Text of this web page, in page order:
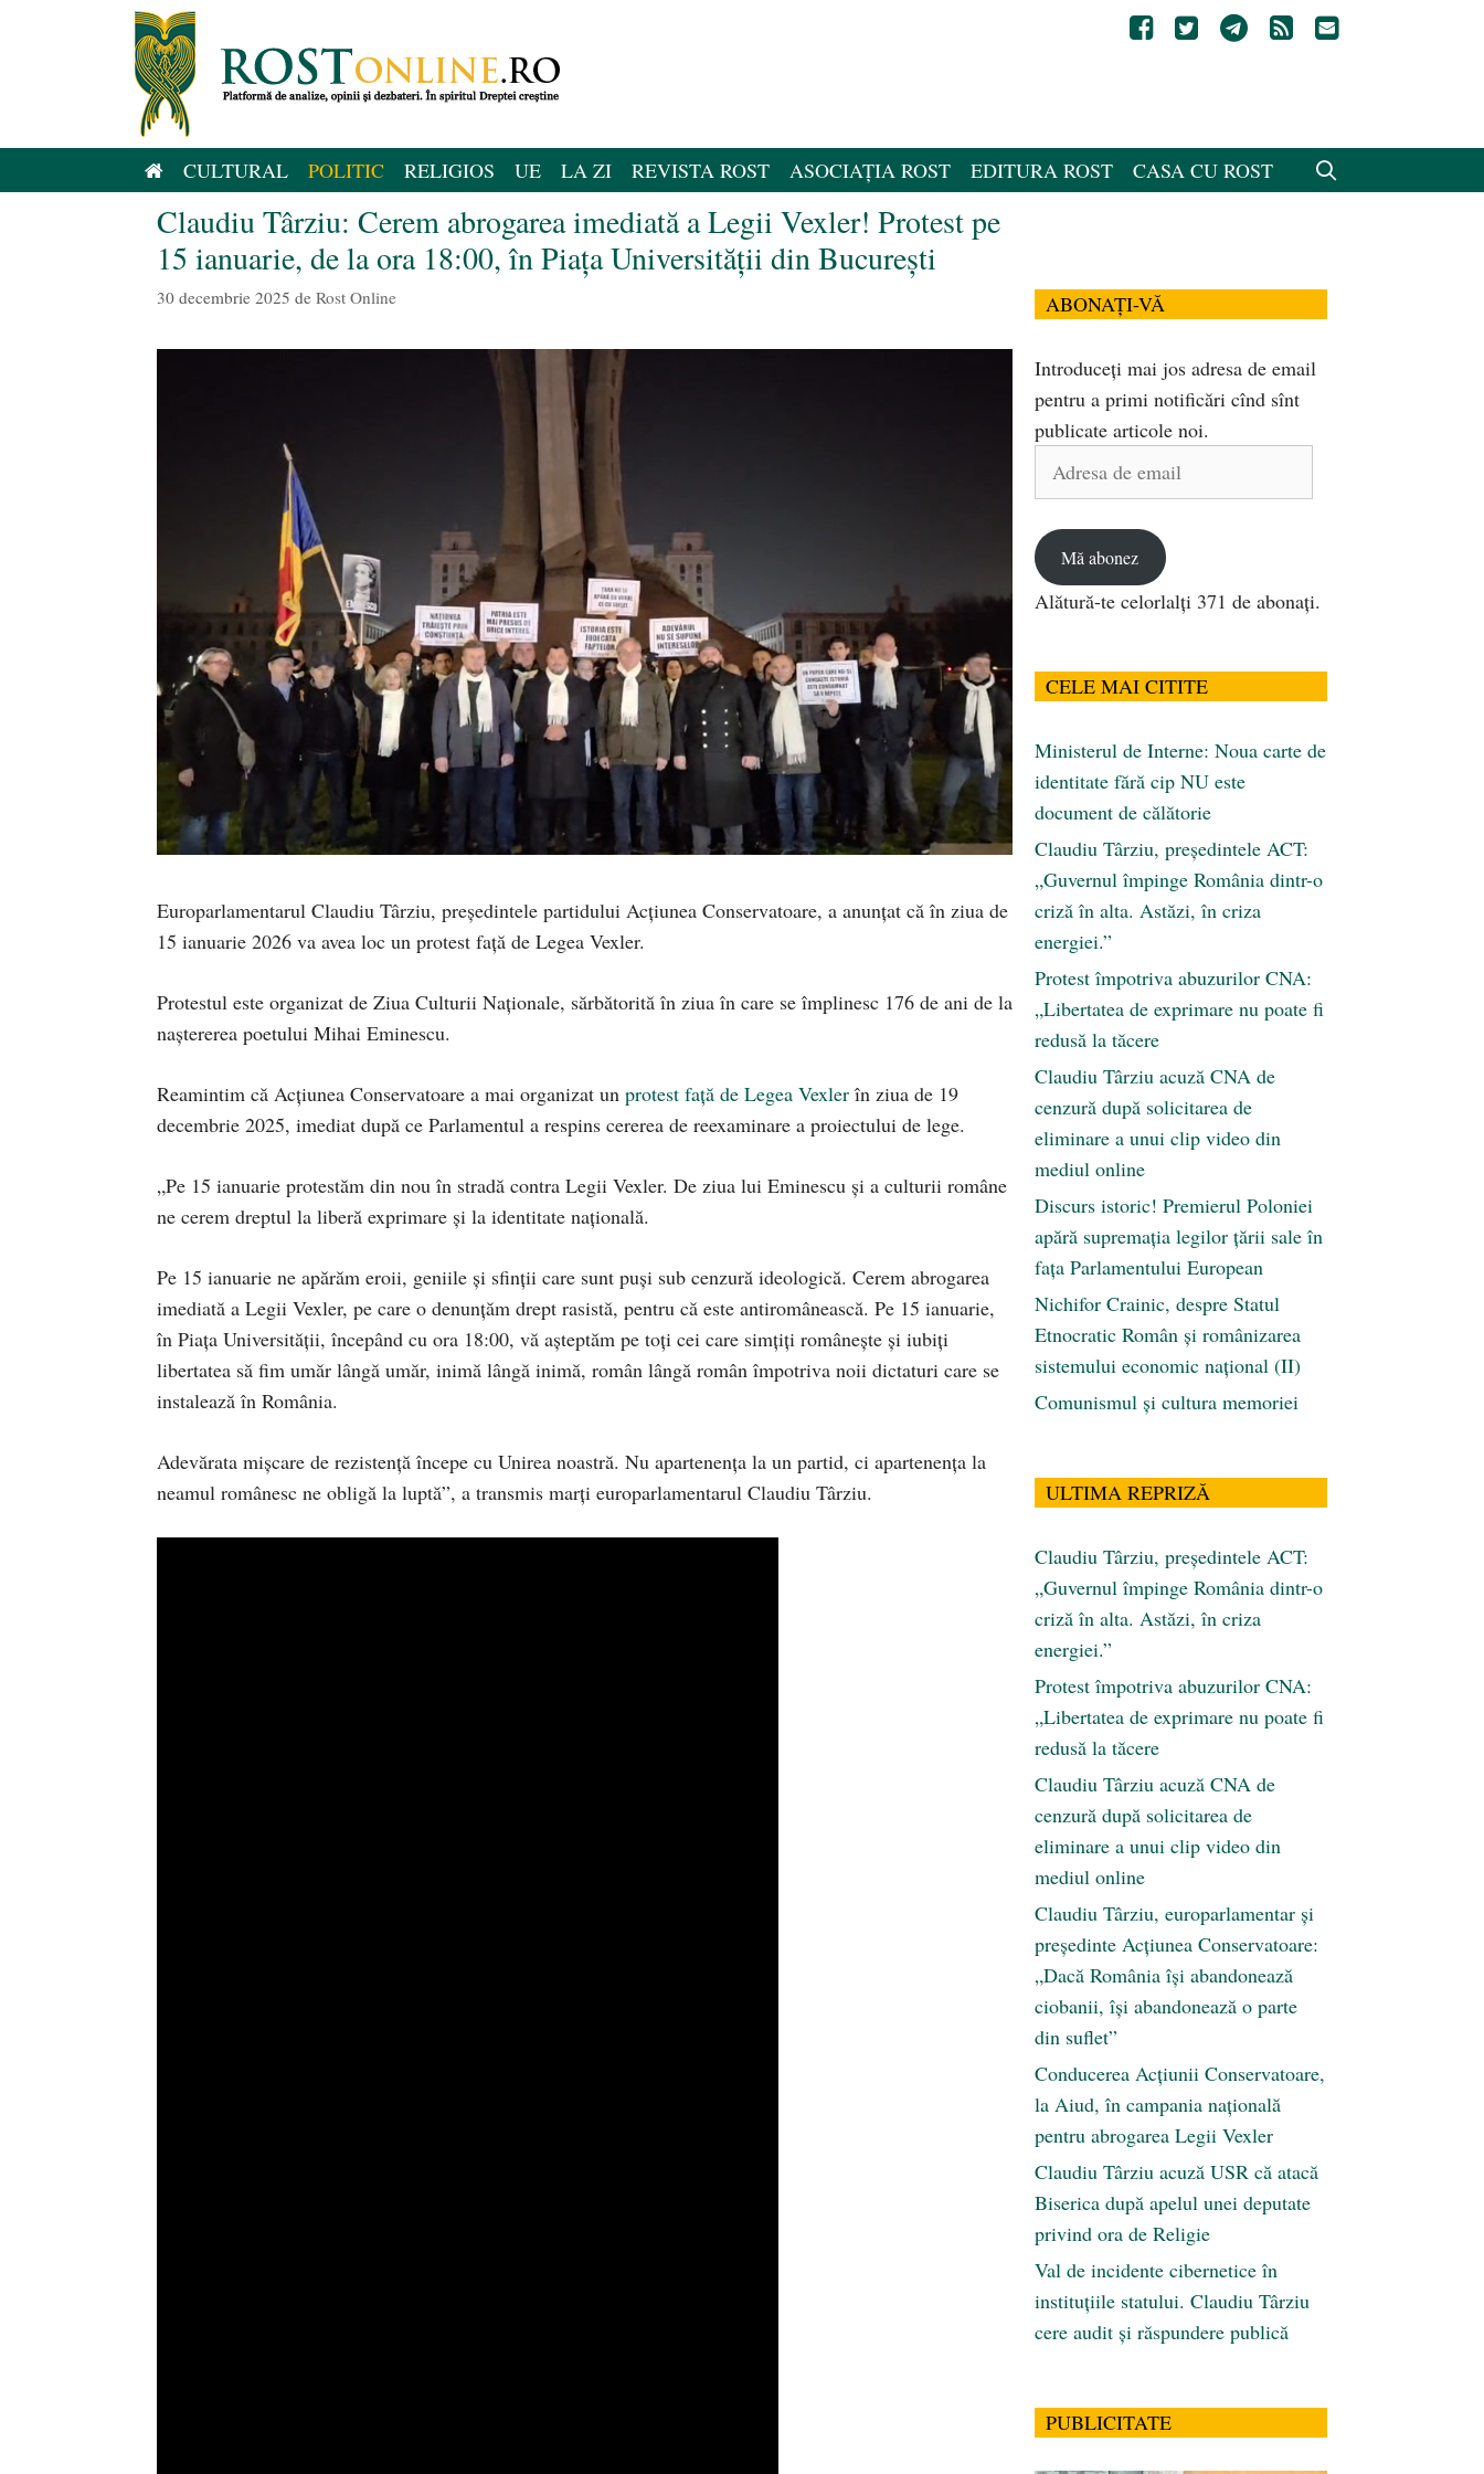
CULTURAL POLITIC RELIGIOS UE LA ZI REVISTA ROST ASOCIAȚIA ROST EDITURA ROST CASA CU ROST
Claudiu Târziu: Cerem abrogarea imediată a Legii Vexler! Protest pe
15 ianuarie, de la ora 18:00, în Piața Universității din București
30 decembrie 2025 de Rost Online
Europarlamentarul Claudiu Târziu, președintele partidului Acțiunea Conservatoare, a anunțat că în ziua de
15 ianuarie 2026 va avea loc un protest față de Legea Vexler.
Protestul este organizat de Ziua Culturii Naționale, sărbătorită în ziua în care se împlinesc 176 de ani de la
naștererea poetului Mihai Eminescu.
Reamintim că Acțiunea Conservatoare a mai organizat un protest față de Legea Vexler în ziua de 19
decembrie 2025, imediat după ce Parlamentul a respins cererea de reexaminare a proiectului de lege.
„Pe 15 ianuarie protestăm din nou în stradă contra Legii Vexler. De ziua lui Eminescu și a culturii române
ne cerem dreptul la liberă exprimare și la identitate națională.
Pe 15 ianuarie ne apărăm eroii, geniile și sfinții care sunt puși sub cenzură ideologică. Cerem abrogarea
imediată a Legii Vexler, pe care o denunțăm drept rasistă, pentru că este antiromânească. Pe 15 ianuarie,
în Piața Universității, începând cu ora 18:00, vă așteptăm pe toți cei care simțiți românește și iubiți
libertatea să fim umăr lângă umăr, inimă lângă inimă, român lângă român împotriva noii dictaturi care se
instalează în România.
Adevărata mișcare de rezistență începe cu Unirea noastră. Nu apartenența la un partid, ci apartenența la
neamul românesc ne obligă la luptă”, a transmis marți europarlamentarul Claudiu Târziu.
ABONAȚI-VĂ
Introduceți mai jos adresa de email
pentru a primi notificări cînd sînt
publicate articole noi.
Adresa
Mă abonez
Alătură-te celorlalți 371 de abonați.
CELE MAI CITITE
Ministerul de Interne: Noua carte de
identitate fără cip NU este
document de călătorie
Claudiu Târziu, președintele ACT:
„Guvernul împinge România dintr-o
criză în alta. Astăzi, în criza
energiei.”
Protest împotriva abuzurilor CNA:
„Libertatea de exprimare nu poate fi
redusă la tăcere
Claudiu Târziu acuză CNA de
cenzură după solicitarea de
eliminare a unui clip video din
mediul online
Discurs istoric! Premierul Poloniei
apără supremația legilor țării sale în
fața Parlamentului European
Nichifor Crainic, despre Statul
Etnocratic Român şi românizarea
sistemului economic naţional (II)
Comunismul şi cultura memoriei
ULTIMA REPRIZĂ
Claudiu Târziu, președintele ACT:
„Guvernul împinge România dintr-o
criză în alta. Astăzi, în criza
energiei.”
Protest împotriva abuzurilor CNA:
„Libertatea de exprimare nu poate fi
redusă la tăcere
Claudiu Târziu acuză CNA de
cenzură după solicitarea de
eliminare a unui clip video din
mediul online
Claudiu Târziu, europarlamentar și
președinte Acțiunea Conservatoare:
„Dacă România își abandonează
ciobanii, își abandonează o parte
din suflet”
Conducerea Acțiunii Conservatoare,
la Aiud, în campania națională
pentru abrogarea Legii Vexler
Claudiu Târziu acuză USR că atacă
Biserica după apelul unei deputate
privind ora de Religie
Val de incidente cibernetice în
instituțiile statului. Claudiu Târziu
cere audit și răspundere publică
PUBLICITATE